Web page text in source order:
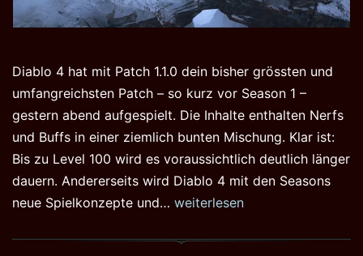
Diablo 4 hat mit Patch 1.1.0 dein bisher grössten und
umfangreichsten Patch – so kurz vor Season 1 –
gestern abend aufgespielt. Die Inhalte enthalten Nerfs
und Buffs in einer ziemlich bunten Mischung. Klar ist:
Bis zu Level 100 wird es voraussichtlich deutlich länger
dauern. Andererseits wird Diablo 4 mit den Seasons
neue Spielkonzepte und… Diablo
Patch
weiterlesen